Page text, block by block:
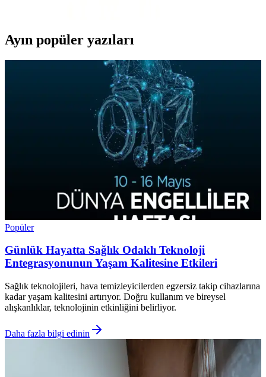
Ayın popüler yazıları
Popüler
Günlük Hayatta Sağlık Odaklı Teknoloji
Entegrasyonunun Yaşam Kalitesine Etkileri
Sağlık teknolojileri, hava temizleyicilerden egzersiz takip cihazlarına
kadar yaşam kalitesini artırıyor. Doğru kullanım ve bireysel
alışkanlıklar, teknolojinin etkinliğini belirliyor.
Daha fazla bilgi edinin